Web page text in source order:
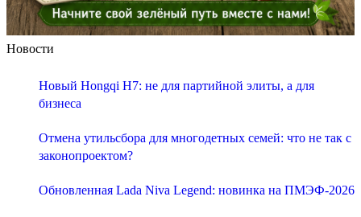
Новости
Новый Hongqi H7: не для партийной элиты, а для
бизнеса
Отмена утильсбора для многодетных семей: что не так с
законопроектом?
Обновленная Lada Niva Legend: новинка на ПМЭФ-2026